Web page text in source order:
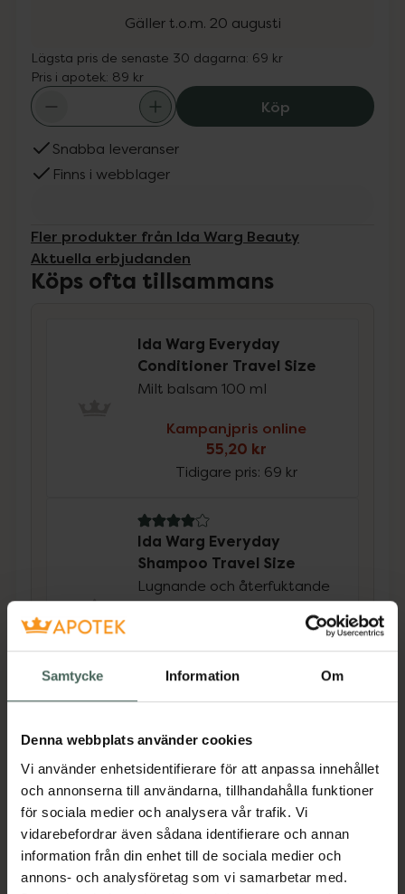
Samtycke Information Om
Denna webbplats använder cookies
Vi använder enhetsidentifierare för att anpassa innehållet
och annonserna till användarna, tillhandahålla funktioner
för sociala medier och analysera vår trafik. Vi
vidarebefordrar även sådana identifierare och annan
information från din enhet till de sociala medier och
annons- och analysföretag som vi samarbetar med.
Gäller t.o.m. 20 augusti
Lägsta pris de senaste 30 dagarna: 69 kr
Pris i apotek: 89 kr
KöpIda Warg
Snabba leveranser
Finns i webblager
Fler produkter från Ida Warg Beauty
Aktuella erbjudanden
Köps ofta tillsammans
Ida Warg Everyday
Conditioner Travel Size
Milt balsam 100 ml
Kampanjpris online
55,20 kr
Tidigare pris: 69 kr
4 av 5 i omdöme
Ida Warg Everyday
Shampoo Travel Size
Lugnande och återfuktande
schampo 100 ml
Kampanjpris online
55,20 kr
Köp båda
Beskrivning Dölj
Ett milt och skonsamt schampo för dig som